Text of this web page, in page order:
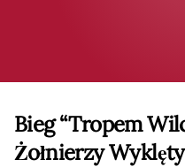
Bieg “Tropem
Żołnierzy